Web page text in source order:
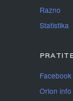
Razno
Statistika
Orion info